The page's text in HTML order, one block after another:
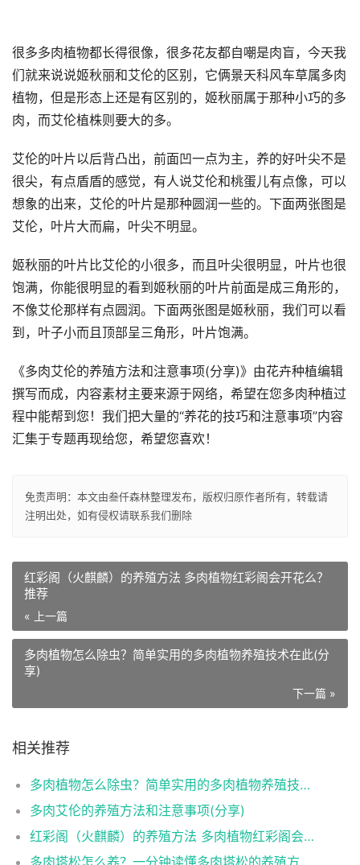
很多多肉植物都长得很像，很多花友都自嘲是肉盲，今天我
们就来说说姬秋丽和艾伦的区别，它俩景天科风车草属多肉
植物，但是形态上还是有区别的，姬秋丽属于那种小巧的多
肉，而艾伦植株则要大的多。
艾伦的叶片以后背凸出，前面凹一点为主，养的好叶尖不是
很尖，有点盾盾的感觉，有人说艾伦和桃蛋儿有点像，可以
想象的出来，艾伦的叶片是那种圆润一些的。下面两张图是
艾伦，叶片大而扁，叶尖不明显。
姬秋丽的叶片比艾伦的小很多，而且叶尖很明显，叶片也很
饱满，你能很明显的看到姬秋丽的叶片前面是成三角形的，
不像艾伦那样有点圆润。下面两张图是姬秋丽，我们可以看
到，叶子小而且顶部呈三角形，叶片饱满。
《多肉艾伦的养殖方法和注意事项(分享)》由花卉种植编辑
撰写而成，内容素材主要来源于网络，希望在您多肉种植过
程中能帮到您！我们把大量的“养花的技巧和注意事项”内容
汇集于专题再现给您，希望您喜欢！
免责声明： 本文由叁仟森林整理发布，版权归原作者所有，转载请
注明出处，如有侵权请联系我们删除
红彩阁（火麒麟）的养殖方法 多肉植物红彩阁会开花么？
推荐
« 上一篇
多肉植物怎么除虫？简单实用的多肉植物养殖技术在此(分
享)
下一篇 »
相关推荐
多肉植物怎么除虫？简单实用的多肉植物养殖技术在此(分享)
多肉艾伦的养殖方法和注意事项(分享)
红彩阁（火麒麟）的养殖方法 多肉植物红彩阁会开花么？推荐